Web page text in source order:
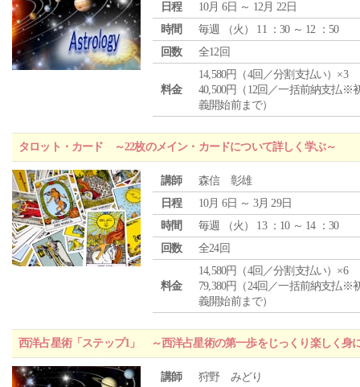
日程
10月 6日 ～ 12月 22日
時間
毎週 （火 ） 11 ：30 ～ 12 ：50
回数
全12回
料金
14,580円（4回／分割支払い）×3
40,500円（12回／一括前納支払※
義開始前まで）
タロット・カード ～22枚のメイン・カードについて詳しく学ぶ～
講師
森信 彰雄
日程
10月 6日 ～ 3月 29日
時間
毎週 （火 ） 13 ：10 ～ 14 ：30
回数
全24回
料金
14,580円（4回／分割支払い）×6
79,380円（24回／一括前納支払※
義開始前まで）
西洋占星術「ステップ1」 ～西洋占星術の第一歩をじっくり楽しく身
講師
狩野 みどり